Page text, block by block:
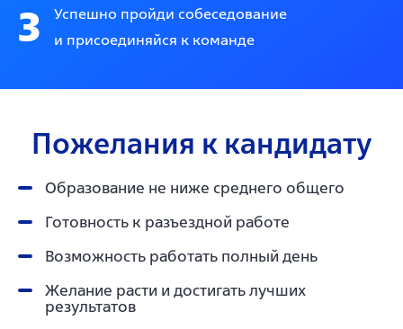
3
Успешно пройди собеседование
и присоединяйся к команде
Пожелания к кандидату
Образование не ниже среднего общего
Готовность к разъездной работе
Возможность работать полный день
Желание расти и достигать лучших
результатов